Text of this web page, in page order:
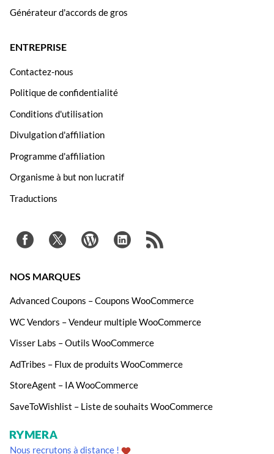
Générateur d'accords de gros
ENTREPRISE
Contactez-nous
Politique de confidentialité
Conditions d'utilisation
Divulgation d'affiliation
Programme d'affiliation
Organisme à but non lucratif
Traductions
NOS MARQUES
Advanced Coupons – Coupons WooCommerce
WC Vendors – Vendeur multiple WooCommerce
Visser Labs – Outils WooCommerce
AdTribes – Flux de produits WooCommerce
StoreAgent – IA WooCommerce
SaveToWishlist – Liste de souhaits WooCommerce
Nous recrutons à distance !